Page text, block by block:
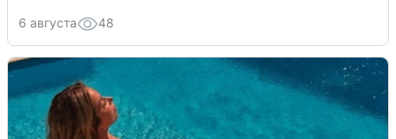
6 августа 48